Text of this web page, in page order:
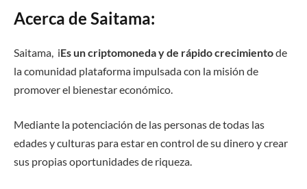
Acerca de Saitama:
Saitama, iEs un criptomoneda y de rápido crecimientode
la comunidad plataforma impulsada con la misión de
promover el bienestar económico.
Mediante la potenciación de las personas de todas las
edades y culturas para estar en control de su dinero y crear
sus propias oportunidades de riqueza.